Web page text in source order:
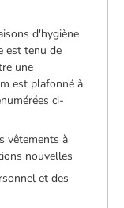
d'hygiène
est tenu de
une
est plafonné à
ci-
vêtements à
nouvelles
et des